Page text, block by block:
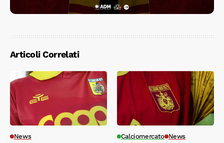
Articoli Correlati
News Calciomercato News